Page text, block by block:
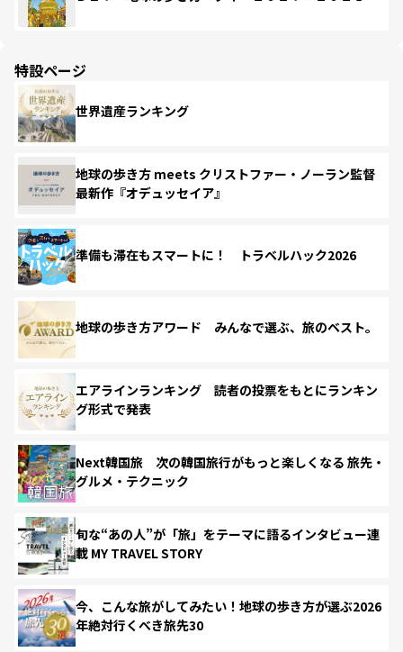
特設ページ
世界遺産ランキング
地球の歩き方 meets クリストファー・ノーラン監督
最新作『オデュッセイア』
準備も滞在もスマートに！ トラベルハック2026
地球の歩き方アワード みんなで選ぶ、旅のベスト。
エアラインランキング 読者の投票をもとにランキン
グ形式で発表
Next韓国旅 次の韓国旅行がもっと楽しくなる 旅先・
グルメ・テクニック
旬な“あの人”が「旅」をテーマに語るインタビュー連
載 MY TRAVEL STORY
今、こんな旅がしてみたい！地球の歩き方が選ぶ2026
年絶対行くべき旅先30